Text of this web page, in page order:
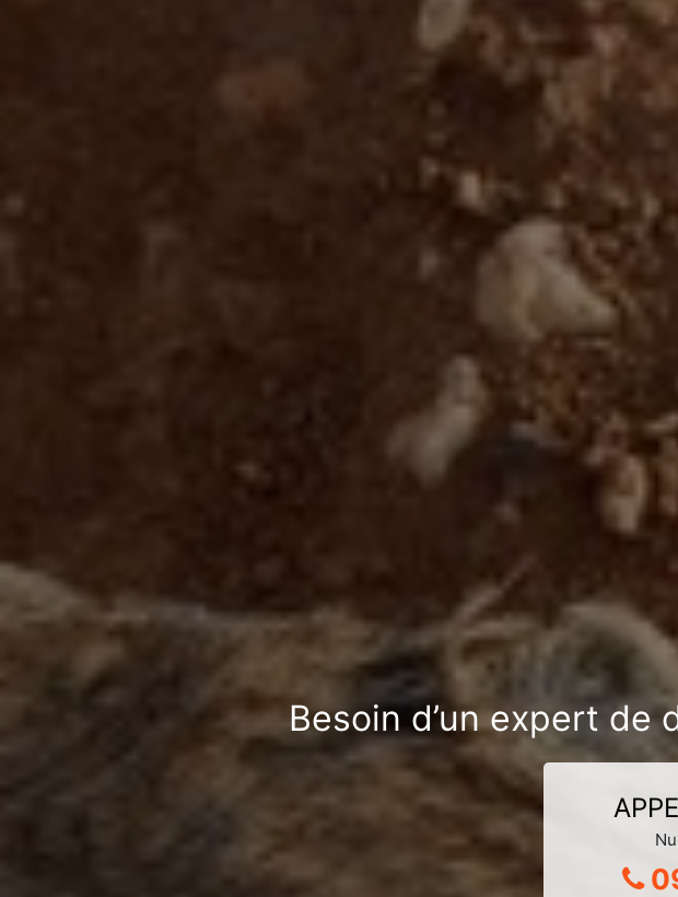
Besoin d’un expert de